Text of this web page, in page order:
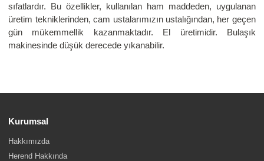
sıfatlardır. Bu özellikler, kullanılan ham maddeden, uygulanan
üretim tekniklerinden, cam ustalarımızın ustalığından, her geçen
gün mükemmellik kazanmaktadır. El üretimidir. Bulaşık
makinesinde düşük derecede yıkanabilir.
Kurumsal
Hakkımızda
Herend Hakkında